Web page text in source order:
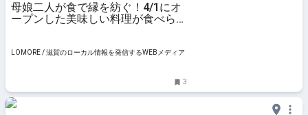
母娘二人が食で縁を紡ぐ！4/1にオ
ープンした美味しい料理が食べられ
LOMORE / 滋賀のローカル情報を発信するWEBメディア
3